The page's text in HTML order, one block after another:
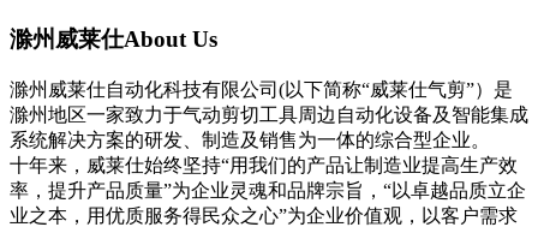
滁州威莱仕About Us
滁州威莱仕自动化科技有限公司(以下简称“威莱仕气剪”）是
滁州地区一家致力于气动剪切工具周边自动化设备及智能集成
系统解决方案的研发、制造及销售为一体的综合型企业。
十年来，威莱仕始终坚持“用我们的产品让制造业提高生产效
率，提升产品质量”为企业灵魂和品牌宗旨，“以卓越品质立企
业之本，用优质服务得民众之心”为企业价值观，以客户需求